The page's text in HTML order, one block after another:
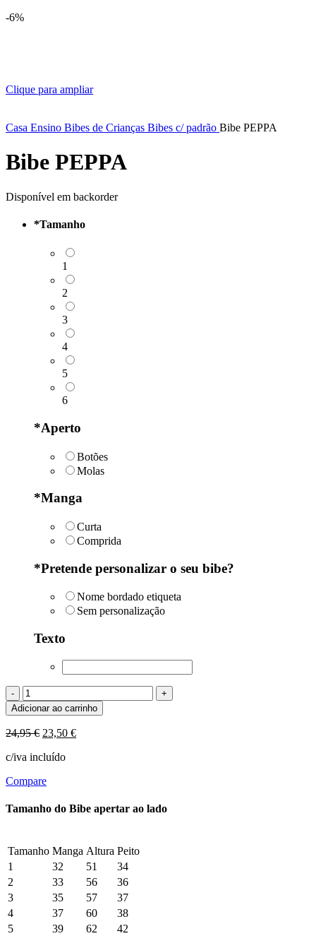
-6%
Clique para ampliar
Casa Ensino Bibes de Crianças Bibes c/ padrão Bibe PEPPA
Bibe PEPPA
Disponível em backorder
*Tamanho
1
2
3
4
5
6
*Aperto
Botões
Molas
*Manga
Curta
Comprida
*Pretende personalizar o seu bibe?
Nome bordado etiqueta
Sem personalização
Texto
Bibe
PEPPA
quantidade
Adicionar ao carrinho
24,95€ O
original
24,95 €.
23,50 €Preço
c/iva incluído
Compare
Tamanho do Bibe apertar ao lado
Tamanho Manga Altura Peito
1
32 51
34
2
33 56
36
3
35 57
37
4
37 60
38
5
39 62 42